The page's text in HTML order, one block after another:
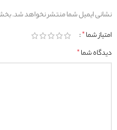
نشانی ایمیل شما منتشر نخواهد شد.
امتیاز شما*
دیدگاه شما*